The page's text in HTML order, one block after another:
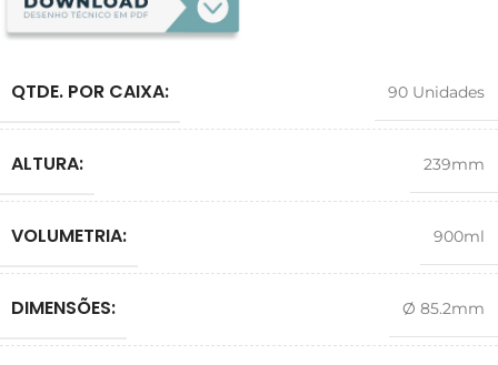
QTDE. POR CAIXA: 90 Unidades
ALTURA: 239mm
VOLUMETRIA: 900ml
DIMENSÕES: Ø 85.2mm